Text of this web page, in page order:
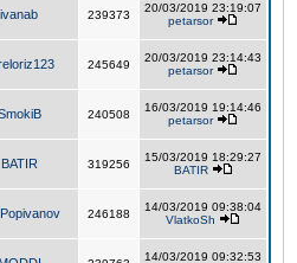
ivanab 239373
20/03/2019 23:19:07
petarsor
245649
20/03/2019 23:14:43
petarsor
240508
16/03/2019 19:14:46
petarsor
BATIR 319256
15/03/2019 18:29:27
BATIR
246188
14/03/2019 09:38:04
VlatkoSh
14/03/2019 09:32:53